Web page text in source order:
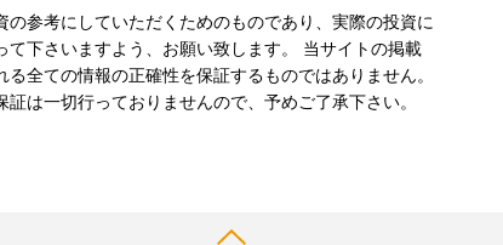
参考にしていただくためのものであり、実際の投資に
下さいますよう、お願い致します。 当サイトの掲載
全ての情報の正確性を保証するものではありません。
は一切行っておりませんので、予めご了承下さい。